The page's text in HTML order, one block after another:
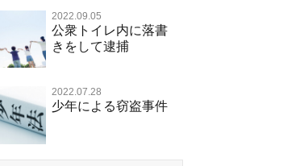
事件のことを秘密にしたい
被害届・告訴・告発されたら
自首・出頭したい
公務執行妨害罪
殺人
暴行・傷害
略取・誘拐・人身売買
交等罪
不同意わいせつ（旧 強制わいせ
つ，準強制わいせつ）
公然わいせつ罪，わいせつ物頒布
等罪，淫行勧誘罪
児童ポルノ リベンジポルノ
電子計算機使用詐欺等）
強盗罪
知的財産と刑事事件
恐喝
覚せい剤
危険ドラッグ
大麻
麻薬及び向精神薬
交通違反・交通事故 TOP
交通事故 交通違反と刑事事件
人身事故・死亡事故
無免許運転
その他 TOP
児童虐待・保護責任者遺棄
住居侵入等
裁判員裁判
司法取引・刑事免責
少年事件の手続と特色
少年事件の処分
2022.09.05
公衆トイレ内に落書
きをして逮捕
2022.07.28
少年による窃盗事件